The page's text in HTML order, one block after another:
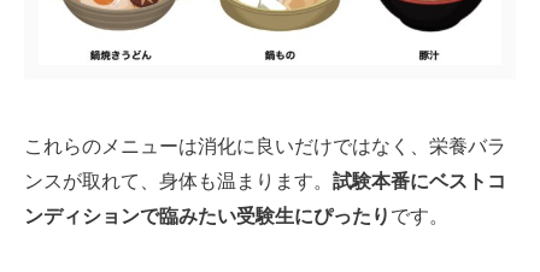
これらのメニューは消化に良いだけではなく、栄養バラ
ンスが取れて、身体も温まります。 試験本番にベストコ
ンディションで臨みたい受験生にぴったり です。